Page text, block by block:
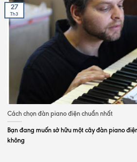
Cách chọn đàn piano điện chuẩn nhất
Bạn đang muốn sở hữu một cây đàn piano
không
27
Th3